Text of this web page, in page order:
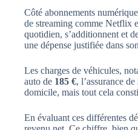
Côté abonnements
de streaming comme Netflix
quotidien, s’additionnent et
une dépense justifiée dans
Les charges de véhicules,
auto de 185 €, l’assurance de
domicile, mais tout cela
En évaluant ces différentes